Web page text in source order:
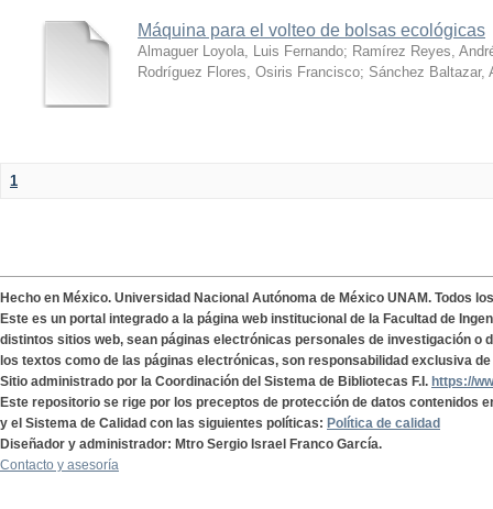
Máquina para el volteo de bolsas ecológicas
Almaguer Loyola, Luis Fernando; Ramírez Reyes,
Rodríguez Flores, Osiris Francisco; Sánchez Baltazar,
1
Hecho en México. Universidad Nacional Autónoma de México UNAM. Todos
Este es un portal integrado a la página web institucional de la Facultad de
distintos sitios web, sean páginas electrónicas personales de investigación o
los textos como de las páginas electrónicas, son responsabilidad exclusiva
Sitio administrado por la Coordinación del Sistema de Bibliotecas F.I. https://
Este repositorio se rige por los preceptos de protección de datos contenidos
y el Sistema de Calidad con las siguientes políticas: Política de calidad
Diseñador y administrador: Mtro Sergio Israel Franco García.
Contacto y asesoría